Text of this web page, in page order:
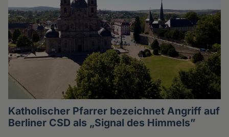
Katholischer Pfarrer bezeichnet Angriff auf
Berliner CSD als „Signal des Himmels”